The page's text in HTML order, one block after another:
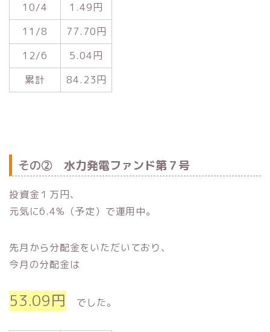
10/4
1.49円
11/8
77.70円
12/6
5.04円
累計
84.23円
その② 水力発電ファンド第７号
投資金１万円、
元気に6.4%（予定）で運用中。
先月から分配金をいただいており、
今月の分配金は
53.09円 でした。